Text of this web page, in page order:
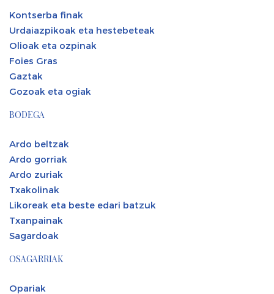
Kontserba finak
Urdaiazpikoak eta hestebeteak
Olioak eta ozpinak
Foies Gras
Gaztak
Gozoak eta ogiak
BODEGA
Ardo beltzak
Ardo gorriak
Ardo zuriak
Txakolinak
Likoreak eta beste edari batzuk
Txanpainak
Sagardoak
OSAGARRIAK
Opariak